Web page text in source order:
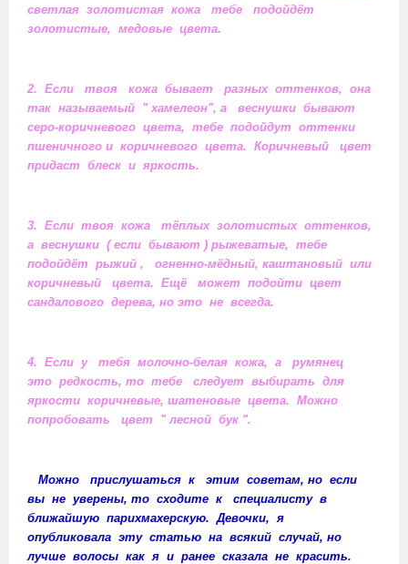
светлая золотистая кожа тебе подойдёт
золотистые, медовые цвета.
2. Если твоя кожа бывает разных оттенков, она
так называемый " хамелеон", а веснушки бывают
серо-коричневого цвета, тебе подойдут оттенки
пшеничного и коричневого цвета. Коричневый цвет
придаст блеск и яркость.
3. Если твоя кожа тёплых золотистых оттенков,
а веснушки ( если бывают ) рыжеватые, тебе
подойдёт рыжий , огненно-мёдный, каштановый или
коричневый цвета. Ещё может подойти цвет
сандалового дерева, но это не всегда.
4. Если у тебя молочно-белая кожа, а румянец
это редкость, то тебе следует выбирать для
яркости коричневые, шатеновые цвета. Можно
попробовать цвет " лесной бук ".
Можно прислушаться к этим советам, но если
вы не уверены, то сходите к специалисту в
ближайшую парихмахерскую. Девочки, я
опубликовала эту статью на всякий случай, но
лучше волосы как я и ранее сказала не красить.